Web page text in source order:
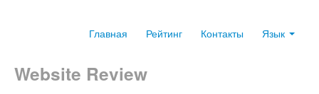
Главная Рейтинг Контакты Язык
Website Review